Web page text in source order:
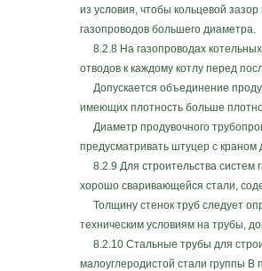
из условия, чтобы кольцевой
газопроводов большего диаметра.
8.2.8 На газопроводах
отводов к каждому котлу перед
Допускается объединение
имеющих плотность больше
Диаметр продувочного
предусматривать штуцер с
8.2.9 Для строительства систем
хорошо сваривающейся стали,
Толщину стенок труб следует
техническим условиям на трубы,
8.2.10 Стальные трубы для
малоуглеродистой стали группы